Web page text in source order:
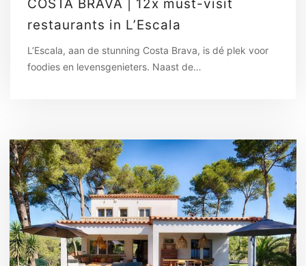
COSTA BRAVA | 12x must-visit
restaurants in L’Escala
L’Escala, aan de stunning Costa Brava, is dé plek voor
foodies en levensgenieters. Naast de…